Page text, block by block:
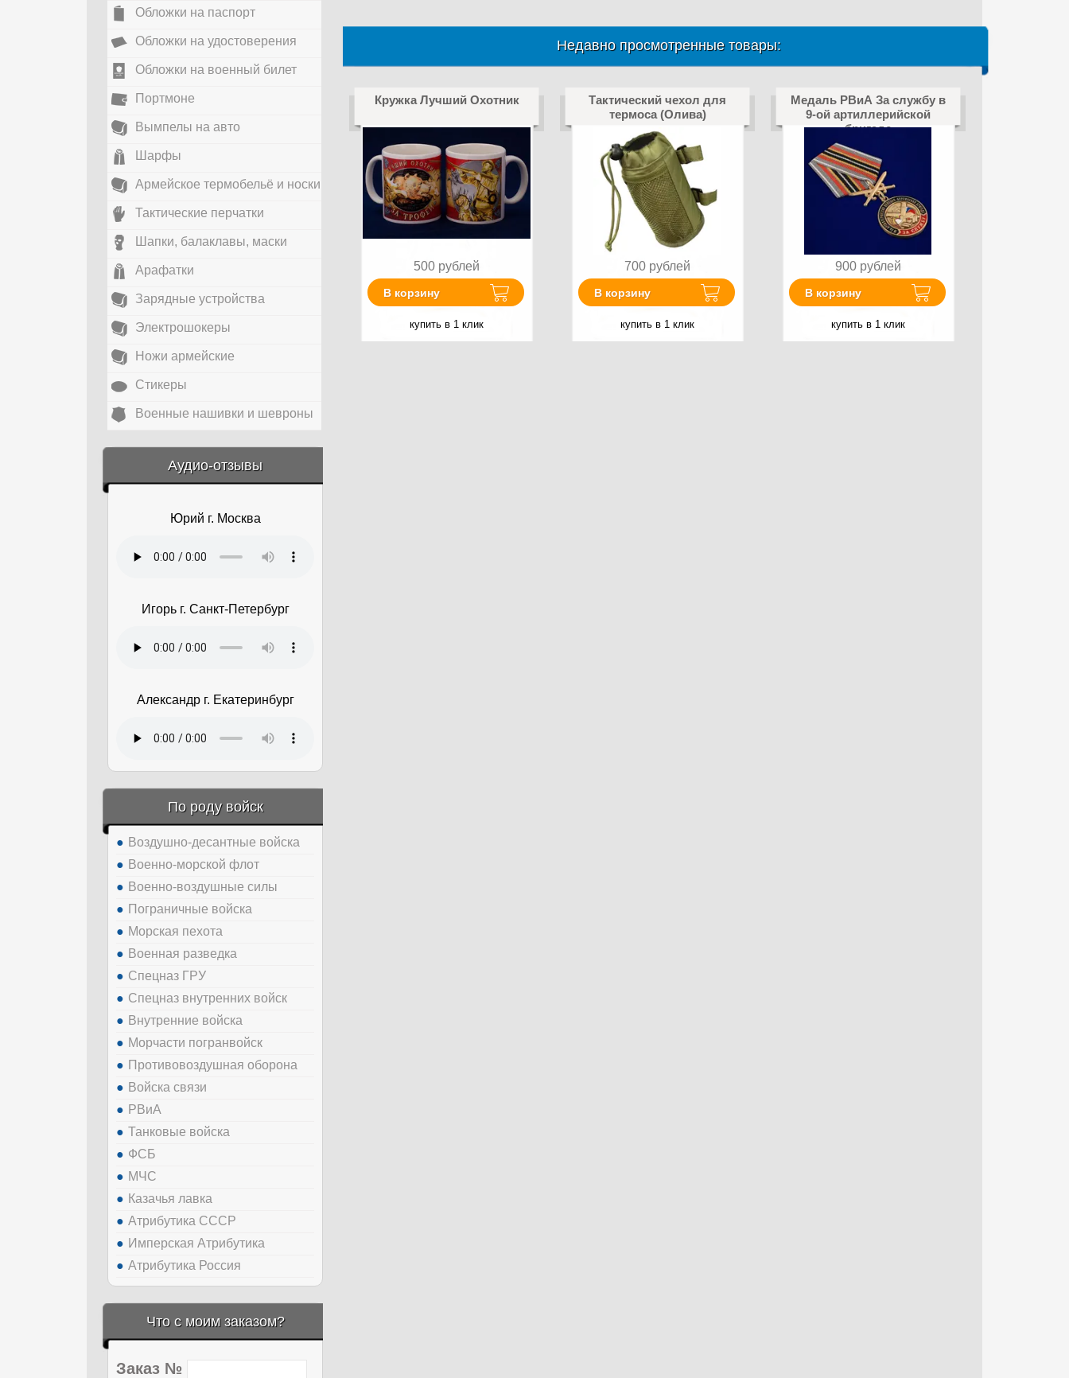
Недавно просмотренные товары:
Кружка Лучший Охотник
500 рублей
В корзину
купить в 1 клик
Тактический чехол для
термоса (Олива)
700 рублей
В корзину
купить в 1 клик
Медаль РВиА За службу в
9-ой артиллерийской
бригаде
900 рублей
В корзину
купить в 1 клик
Обложки на паспорт
Обложки на удостоверения
Обложки на военный билет
Портмоне
Вымпелы на авто
Шарфы
Армейское термобельё и носки
Тактические перчатки
Шапки, балаклавы, маски
Арафатки
Зарядные устройства
Электрошокеры
Ножи армейские
Стикеры
Военные нашивки и шевроны
Аудио-отзывы
&amp;nbsp;
Юрий г. Москва
Игорь г. Санкт-Петербург
Александр г. Екатеринбург
По роду войск
Воздушно-десантные войска
Военно-морской флот
Военно-воздушные силы
Пограничные войска
Морская пехота
Военная разведка
Спецназ ГРУ
Спецназ внутренних войск
Внутренние войска
Морчасти погранвойск
Противовоздушная оборона
Войска связи
РВиА
Танковые войска
ФСБ
МЧС
Казачья лавка
Атрибутика СССР
Имперская Атрибутика
Атрибутика Россия
Что с моим заказом?
Заказ №